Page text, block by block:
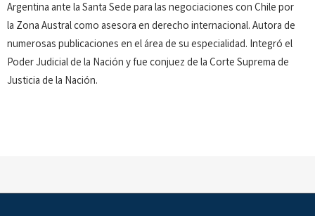
Argentina ante la Santa Sede para las negociaciones con Chile por
la Zona Austral como asesora en derecho internacional. Autora de
numerosas publicaciones en el área de su especialidad. Integró el
Poder Judicial de la Nación y fue conjuez de la Corte Suprema de
Justicia de la Nación.